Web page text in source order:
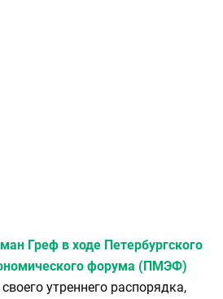
Греф в ходе Петербургского
форума (ПМЭФ)
утреннего распорядка,